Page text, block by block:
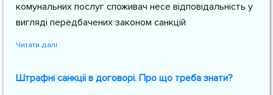
комунальних послуг споживач несе відповідальність у
вигляді передбачених законом санкцій
Читати далі
Штрафні санкціі в договорі. Про що треба знати?